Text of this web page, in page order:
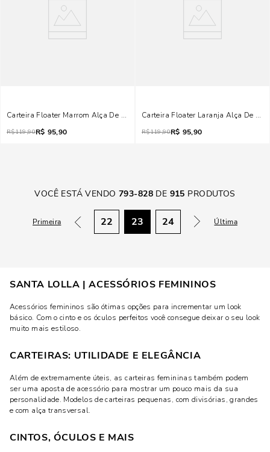
Carteira Floater Marrom Alça De Mão
R$119,90R$ 95,90
Carteira Floater Laranja Alça De Mão
R$119,90R$ 95,90
VOCÊ ESTÁ VENDO 793-828 DE 915 PRODUTOS
Primeira 22 23 24 Última
SANTA LOLLA | ACESSÓRIOS FEMININOS
Acessórios femininos são ótimas opções para incrementar um look
básico. Com o cinto e os óculos perfeitos você consegue deixar o seu look
muito mais estiloso.
CARTEIRAS: UTILIDADE E ELEGÂNCIA
Além de extremamente úteis, as carteiras femininas também podem
ser uma aposta de acessório para mostrar um pouco mais da sua
personalidade. Modelos de carteiras pequenas, com divisórias, grandes
e com alça transversal.
CINTOS, ÓCULOS E MAIS